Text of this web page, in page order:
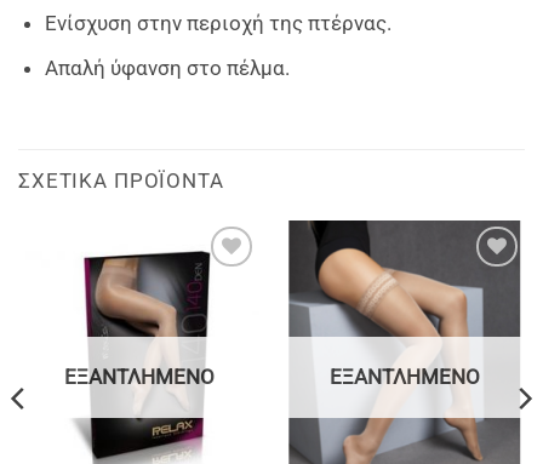
Ενίσχυση στην περιοχή της πτέρνας.
Απαλή ύφανση στο πέλμα.
ΣΧΕΤΙΚΆ ΠΡΟΪΌΝΤΑ
Add to
wishlist
ΕΞΑΝΤΛΗΜΈΝΟ
Add to
ΕΞΑΝΤΛΗΜΈΝΟ